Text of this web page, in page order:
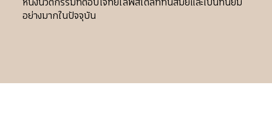
อย่างมากในปัจจุบัน